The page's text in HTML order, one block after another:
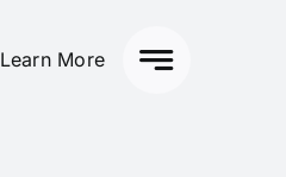
Learn More